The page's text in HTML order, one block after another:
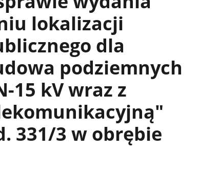
lokalizacji
dla
podziemnych
15 kV wraz z
331/3 w obrębie